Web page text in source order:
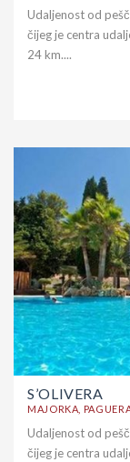
Udaljenost od
čijeg je centra
24 km....
S’OLIVERA
MAJORKA,
Udaljenost od
čijeg je centra